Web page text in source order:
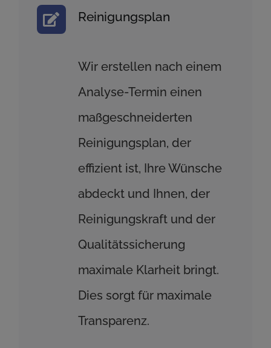
Reinigungsplan
Wir erstellen nach einem
Analyse-Termin einen
maßgeschneiderten
Reinigungsplan, der
effizient ist, Ihre Wünsche
abdeckt und Ihnen, der
Reinigungskraft und der
Qualitätssicherung
maximale Klarheit bringt.
Dies sorgt für maximale
Transparenz.